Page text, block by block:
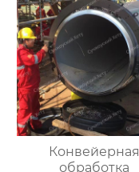
Конвейерная
обработка